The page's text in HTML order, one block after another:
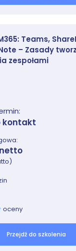
Teams,
– Zasady
zespołami
kontakt
netto
oceny
Przejdź do szkolenia